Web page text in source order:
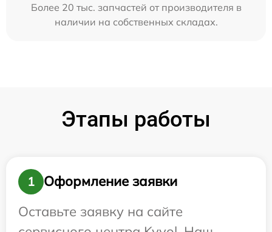
Более 20 тыс. запчастей от производителя в
наличии на собственных складах.
Этапы работы
1
Оформление заявки
Оставьте заявку на сайте